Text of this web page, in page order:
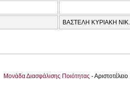
ΒΑΣΤΕΛΗ ΚΥΡΙΑΚΗ
Μονάδα Διασφάλισης Ποιότητας -